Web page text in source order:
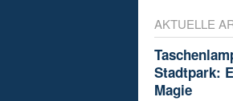
AKTUELLE
Stadtpark:
Magie